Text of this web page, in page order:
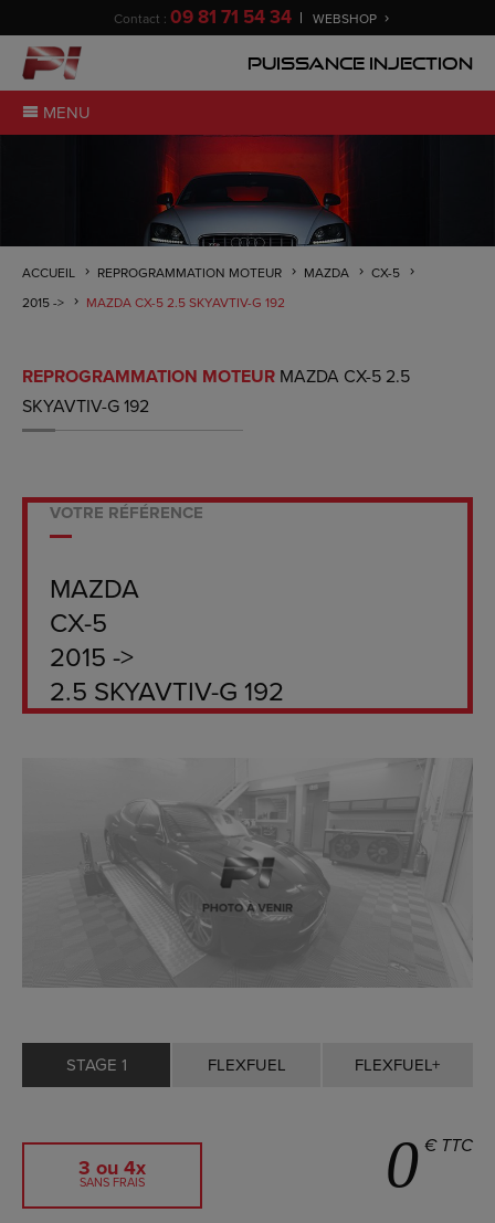
Contact : 09 81 71 54 34 WEBSHOP
Puissance Injection
MENU
ACCUEIL REPROGRAMMATION MOTEUR MAZDA
CX-5
2015 ->
MAZDA CX-5 2.5 SKYAVTIV-G 192
REPROGRAMMATION MOTEUR MAZDA CX-5 2.5
SKYAVTIV-G 192
VOTRE RÉFÉRENCE
MAZDA
CX-5
2015 ->
2.5 SKYAVTIV-G 192
STAGE 1 FLEXFUEL FLEXFUEL+
3 ou 4x
SANS FRAIS 0 € TTC